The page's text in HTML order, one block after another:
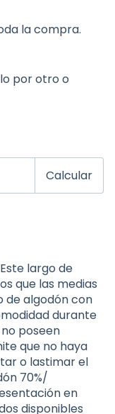
la compra.
por otro o
Calcular
largo de
que las medias
de algodón con
durante
poseen
que no haya
o lastimar el
70%/
en
disponibles